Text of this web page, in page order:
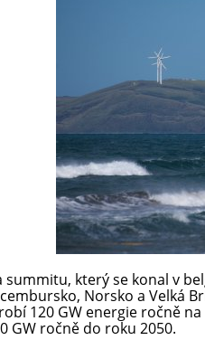
summitu, který se konal v
Norsko a Velká
120 GW energie ročně
GW ročně do roku 2050.